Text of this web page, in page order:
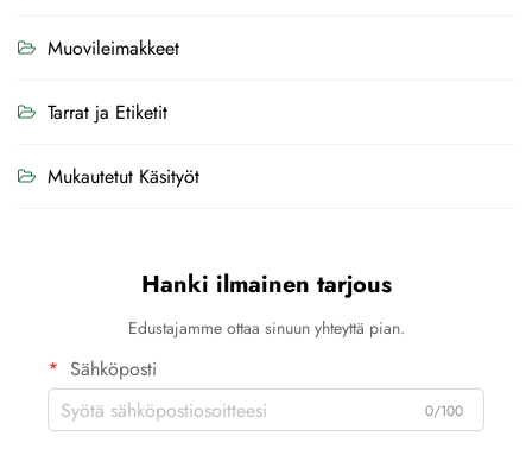
Muovileimakkeet
Tarrat ja Etiketit
Mukautetut Käsityöt
Hanki ilmainen tarjous
Edustajamme ottaa sinuun yhteyttä pian.
Sähköposti
0/100